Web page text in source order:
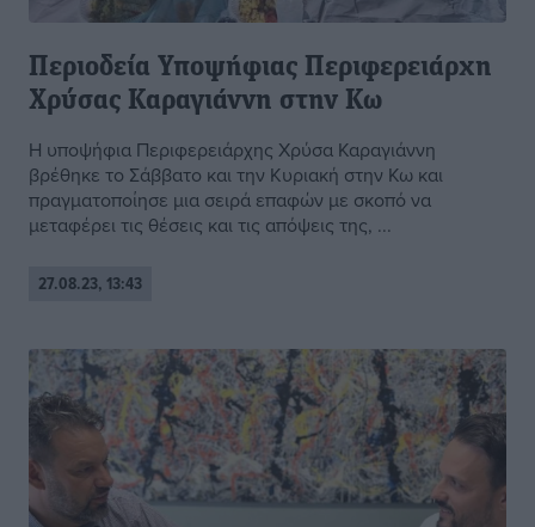
Περιοδεία Υποψήφιας Περιφερειάρχη
Χρύσας Καραγιάννη στην Κω
Η υποψήφια Περιφερειάρχης Χρύσα Καραγιάννη
βρέθηκε το Σάββατο και την Κυριακή στην Κω και
πραγματοποίησε μια σειρά επαφών με σκοπό να
μεταφέρει τις θέσεις και τις απόψεις της, ...
27.08.23, 13:43